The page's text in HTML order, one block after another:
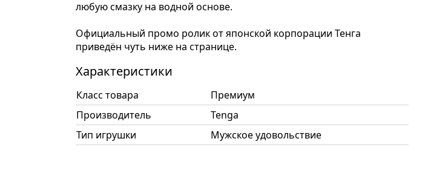
любую смазку на водной основе.
Официальный промо ролик от японской корпорации Тенга
приведён чуть ниже на странице.
Характеристики
Класс товара
Премиум
Производитель
Tenga
Тип игрушки
Мужское удовольствие